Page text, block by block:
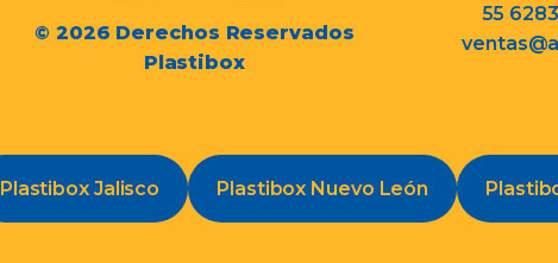
© 2026 Derechos Reservados
Plastibox
55
Plastibox Jalisco Plastibox Nuevo León